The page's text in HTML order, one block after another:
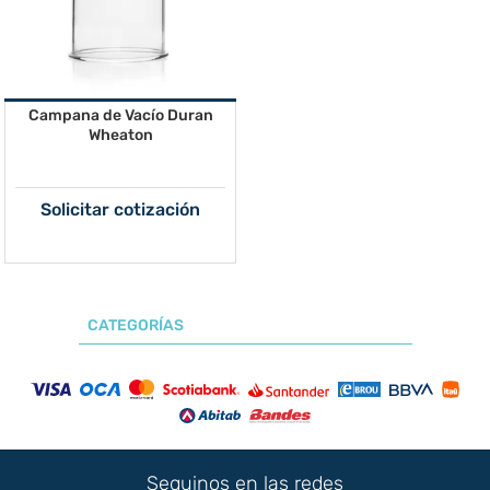
Campana de Vacío Duran
Wheaton
Solicitar cotización
CATEGORÍAS
Seguinos en las redes